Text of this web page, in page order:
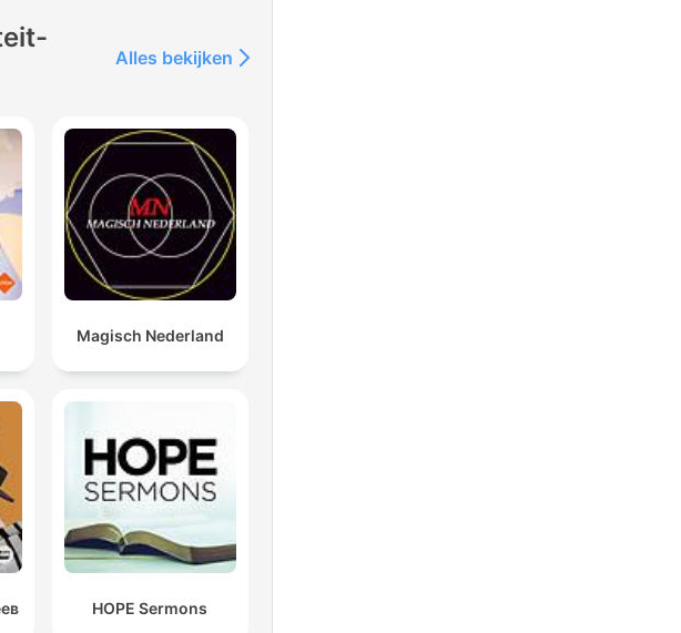
Alles bekijken
Magisch Nederland
HOPE Sermons